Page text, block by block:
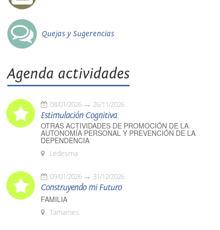
Quejas y Sugerencias
Agenda actividades
08/01/2026 26/11/2026
Estimulación Cognitiva
OTRAS ACTIVIDADES DE PROMOCIÓN DE LA
AUTONOMÍA PERSONAL Y PREVENCIÓN DE LA
DEPENDENCIA
Ledesma
09/01/2026 31/12/2026
Construyendo mi Futuro
FAMILIA
Tamames